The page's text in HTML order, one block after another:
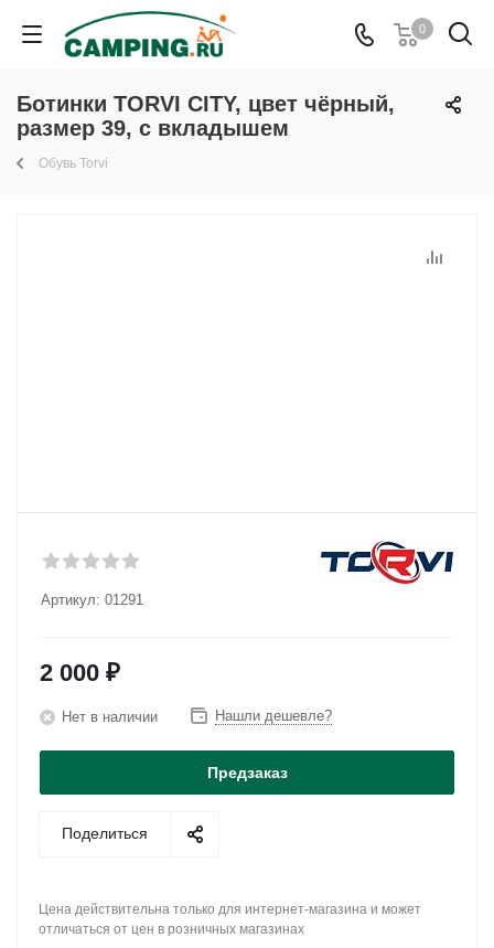
0
Ботинки TORVI CITY, цвет чёрный,
размер 39, с вкладышем
Обувь Torvi
Артикул: 01291
2 000 ₽
Нет в наличии Нашли дешевле?
Предзаказ
Поделиться
Цена действительна только для интернет-магазина и может
отличаться от цен в розничных магазинах